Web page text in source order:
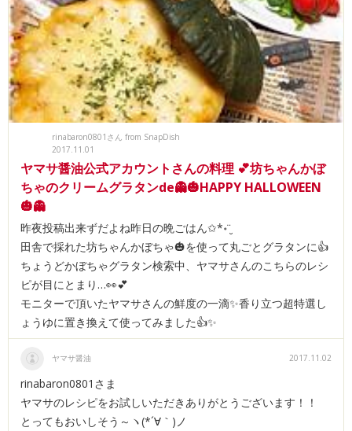
rinabaron0801さん from SnapDish
2017.11.01
ヤマサ醤油公式アカウントさんの料理 💕坊ちゃんかぼ
ちゃのクリームグラタンde👻🎃HAPPY HALLOWEEN
🎃👻
昨夜投稿出来ずだよね昨日の晩ごはん✩*॰¨̮
田舎で採れた坊ちゃんかぼちゃ🎃を使って丸ごとグラタンに👍
ちょうどかぼちゃグラタン検索中、ヤマサさんのこちらのレシ
ピが目にとまり…👀💕
モニターで頂いたヤマサさんの鮮度の一滴✨香り立つ超特選し
ょうゆに置き換えて使ってみました👍✨
ヤマサ醤油 2017.11.02
rinabaron0801さま
ヤマサのレシピをお試しいただきありがとうございます！！
とってもおいしそう～ヽ(*´∀｀)ノ